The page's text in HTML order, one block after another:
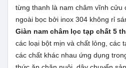
từng thanh là nam châm vĩnh cửu
ngoài bọc bởi inox 304 không rỉ
Giàn nam châm lọc tạp chất 5
các loại bột mịn và chất lỏng, các
các chất khác nhau ứng dụng